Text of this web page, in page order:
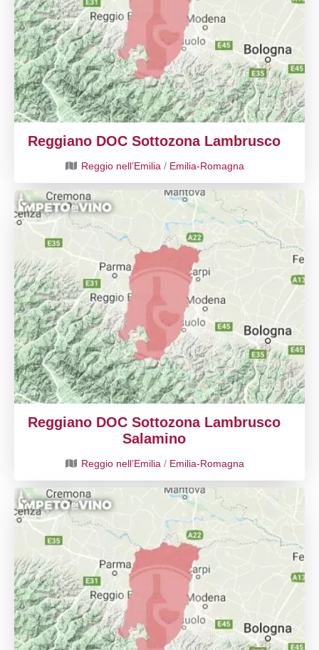
Reggiano DOC Sottozona Lambrusco
Reggio nell’Emilia / Emilia-Romagna
Reggiano DOC Sottozona Lambrusco
Salamino
Reggio nell’Emilia / Emilia-Romagna